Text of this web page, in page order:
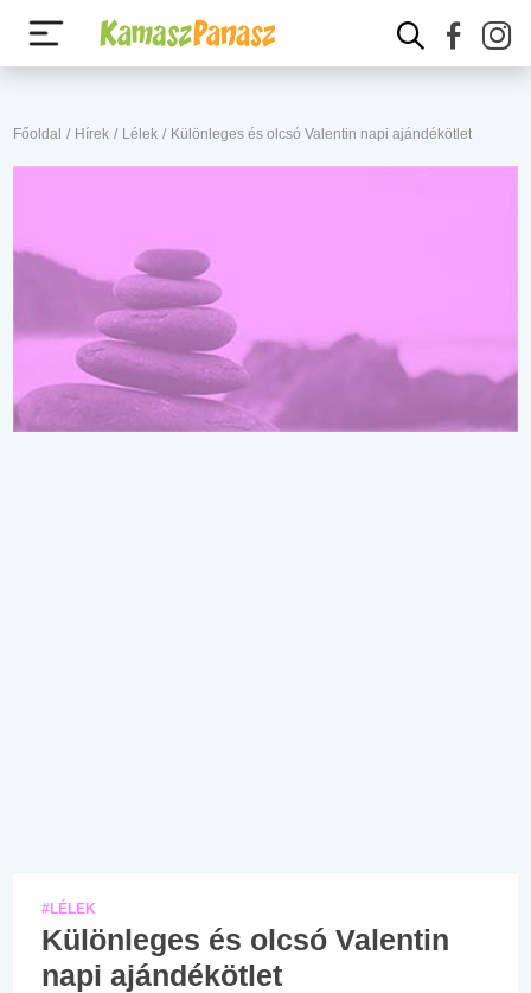
Főoldal / Hírek / Lélek / Különleges és olcsó Valentin napi ajándékötlet
#LÉLEK
Különleges és olcsó Valentin
napi ajándékötlet